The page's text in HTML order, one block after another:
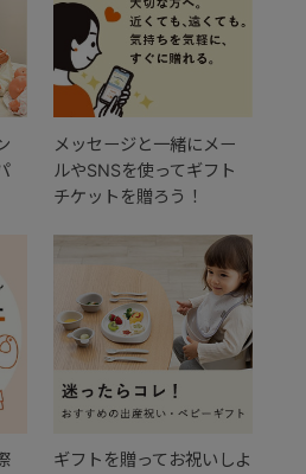
メッセージと一緒にメー
ルやSNSを使ってギフト
チケットを贈ろう！
ギフトを贈ってお祝いしよ